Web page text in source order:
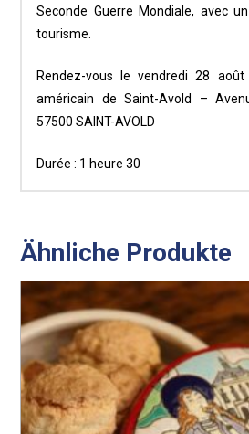
Seconde Guerre Mondiale, avec
tourisme.
Rendez-vous le vendredi 28
américain de Saint-Avold –
57500 SAINT-AVOLD
Durée : 1 heure 30
Ähnliche Produkte